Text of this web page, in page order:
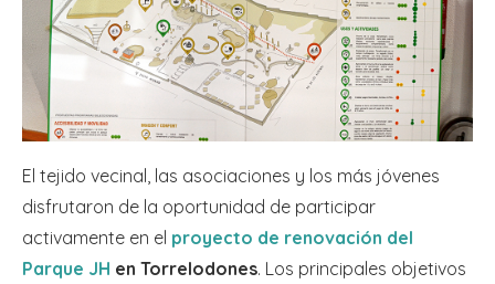
El tejido vecinal, las asociaciones y los más jóvenes
disfrutaron de la oportunidad de participar
activamente en el proyecto de renovación del
Parque JH en Torrelodones. Los principales objetivos